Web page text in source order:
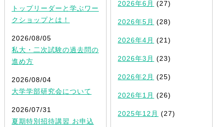
トップリーダーと学ぶワー
クショップとは！
2026/08/05
私大・二次試験の過去問の
進め方
2026/08/04
大学学部研究会について
2026/07/31
夏期特別招待講習 お申込
2026年6月 (27)
2026年5月 (28)
2026年4月 (21)
2026年3月 (23)
2026年2月 (25)
2026年1月 (26)
2025年12月 (27)